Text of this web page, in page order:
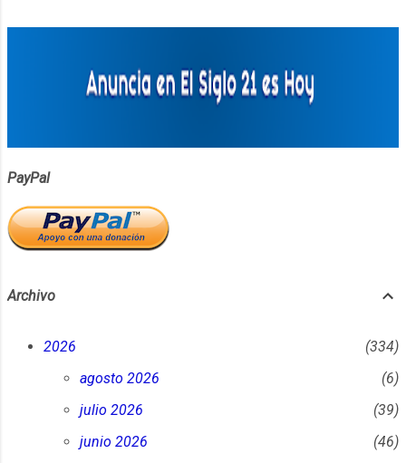
PayPal
Archivo
2026
334
agosto 2026
6
julio 2026
39
junio 2026
46